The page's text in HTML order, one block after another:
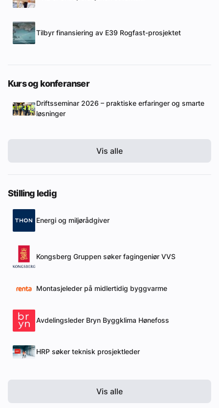
Tilbyr finansiering av E39 Rogfast-prosjektet
Kurs og konferanser
Driftsseminar 2026 – praktiske erfaringer og smarte
løsninger
Vis alle
Stilling ledig
Energi og miljørådgiver
Kongsberg Gruppen søker fagingeniør VVS
Montasjeleder på midlertidig byggvarme
Avdelingsleder Bryn Byggklima Hønefoss
HRP søker teknisk prosjektleder
Vis alle